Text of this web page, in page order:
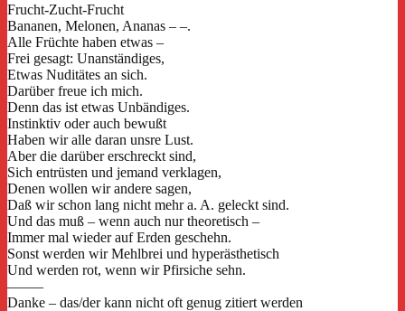
Frucht-Zucht-Frucht
Bananen, Melonen, Ananas – –.
Alle Früchte haben etwas –
Frei gesagt: Unanständiges,
Etwas Nuditätes an sich.
Darüber freue ich mich.
Denn das ist etwas Unbändiges.
Instinktiv oder auch bewußt
Haben wir alle daran unsre Lust.
Aber die darüber erschreckt sind,
Sich entrüsten und jemand verklagen,
Denen wollen wir andere sagen,
Daß wir schon lang nicht mehr a. A. geleckt sind.
Und das muß – wenn auch nur theoretisch –
Immer mal wieder auf Erden geschehn.
Sonst werden wir Mehlbrei und hyperästhetisch
Und werden rot, wenn wir Pfirsiche sehn.
——–
Danke – das/der kann nicht oft genug zitiert werden